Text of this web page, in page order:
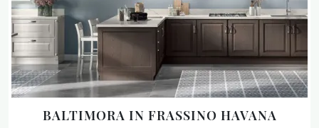
BALTIMORA IN FRASSINO HAVANA